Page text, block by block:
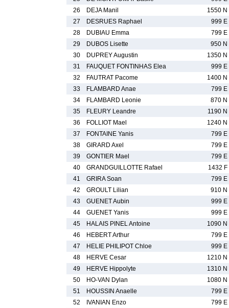
26
DEJA Manil
1550 N
27
DESRUES Raphael
999 E
28
DUBIAU Emma
799 E
29
DUBOS Lisette
950 N
30
DUPREY Augustin
1350 N
31
FAUQUET FONTINHAS Elea
999 E
32
FAUTRAT Pacome
1400 N
33
FLAMBARD Anae
799 E
34
FLAMBARD Leonie
870 N
35
FLEURY Leandre
1190 N
36
FOLLIOT Mael
1240 N
37
FONTAINE Yanis
799 E
38
GIRARD Axel
799 E
39
GONTIER Mael
799 E
40
GRANDGUILLOTTE Rafael
1432 F
41
GRIRA Soan
799 E
42
GROULT Lilian
910 N
43
GUENET Aubin
999 E
44
GUENET Yanis
999 E
45
HALAIS PINEL Antoine
1090 N
46
HEBERT Arthur
799 E
47
HELIE PHILIPOT Chloe
999 E
48
HERVE Cesar
1210 N
49
HERVE Hippolyte
1310 N
50
HO-VAN Dylan
1080 N
51
HOUSSIN Anaelle
799 E
52
IVANIAN Enzo
799 E